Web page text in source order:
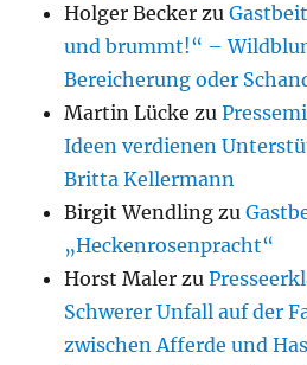
Holger Becker zu
und brummt!“ –
Bereicherung oder
Martin Lücke zu
Ideen verdienen
Britta Kellermann
Birgit Wendling zu
„Heckenrosenpracht“
Horst Maler zu
Schwerer Unfall auf der
zwischen Afferde und